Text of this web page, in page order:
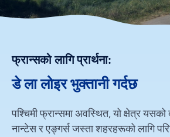
फ्रान्सको लागि प्रार्थना:
डे ला लोइर भुक्तानी गर्दछ
पश्चिमी फ्रान्समा अवस्थित, यो क्षेत्र यसको
नान्टेस र एङ्गर्स जस्ता शहरहरूको लागि